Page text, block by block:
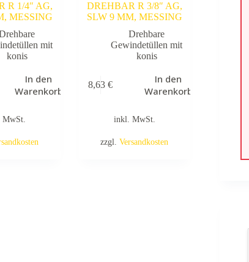
R 1/4″ AG,
MESSING
mit
konis
In den
Warenkorb
DREHBAR R 3/8″ AG,
SLW 9 MM, MESSING
Drehbare
Gewindetüllen mit
konis
8,63€
In den
Warenkorb
inkl. MwSt.
zzgl.Versandkosten